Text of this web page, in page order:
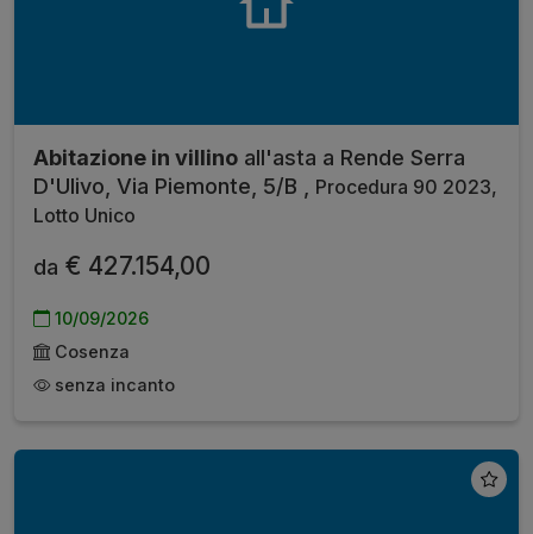
Abitazione in villino all'asta a Rende Serra
D'Ulivo, Via Piemonte, 5/B ,
Procedura 90 2023,
Lotto Unico
da € 427.154,00
10/09/2026
Cosenza
senza incanto